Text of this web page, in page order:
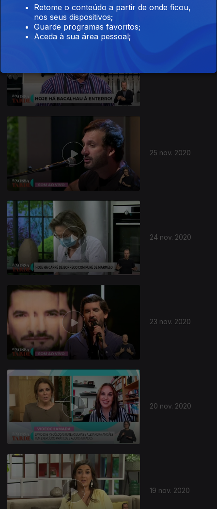
25 nov. 2020
24 nov. 2020
508304
23 nov. 2020
20 nov. 2020
19 nov. 2020
Retome o conteúdo a partir de onde ficou,
nos seus dispositivos;
Guarde programas favoritos;
Aceda à sua área pessoal;